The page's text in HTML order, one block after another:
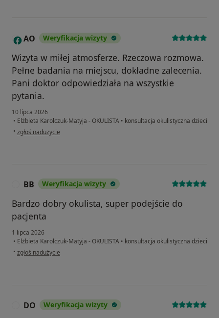
A AO Weryfikacja wizyty
Wizyta w miłej atmosferze. Rzeczowa rozmowa.
Pełne badania na miejscu, dokładne zalecenia.
Pani doktor odpowiedziała na wszystkie
pytania.
10 lipca 2026
• Elżbieta Karolczuk-Matyja - OKULISTA • konsultacja okulistyczna dzieci
• w opinii użytkownika AO
zgłoś nadużycie
BB Weryfikacja wizyty
Bardzo dobry okulista, super podejście do
pacjenta
1 lipca 2026
• Elżbieta Karolczuk-Matyja - OKULISTA • konsultacja okulistyczna dzieci
• w opinii użytkownika BB
zgłoś nadużycie
DO Weryfikacja wizyty